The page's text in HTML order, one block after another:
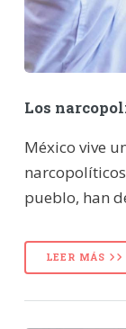
Los
México vive
pueblo, han
LEER MÁS